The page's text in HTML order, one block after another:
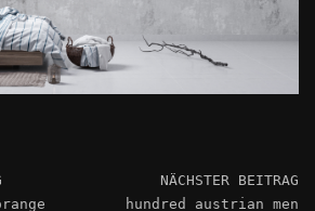
NÄCHSTER BEITRAG
hundred austrian men